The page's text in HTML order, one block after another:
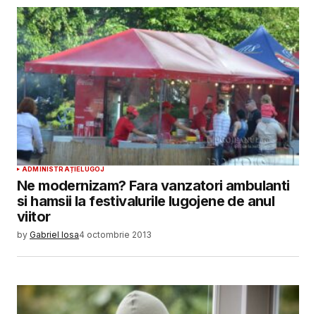
ADMINISTRAȚIELUGOJ
Ne modernizam? Fara vanzatori ambulanti
si hamsii la festivalurile lugojene de anul
viitor
by Gabriel Iosa4 octombrie 2013